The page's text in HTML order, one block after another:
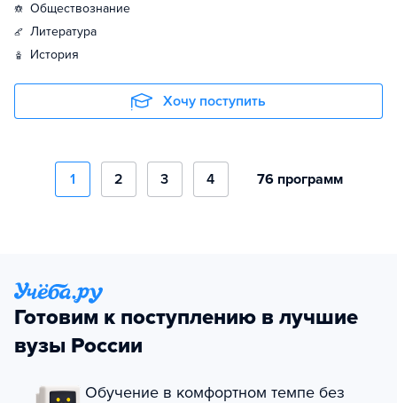
обществознание
литература
история
Хочу поступить
1 2 3 4 76 программ
Готовим к поступлению в лучшие
вузы России
Обучение в комфортном темпе без